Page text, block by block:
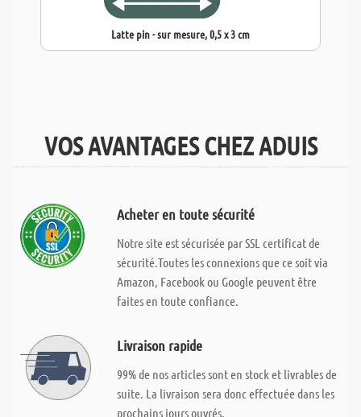
Latte pin - sur mesure, 0,5 x 3 cm
VOS AVANTAGES CHEZ ADUIS
Acheter en toute sécurité
Notre site est sécurisée par SSL certificat de
sécurité.Toutes les connexions que ce soit via
Amazon, Facebook ou Google peuvent être
faites en toute confiance.
Livraison rapide
99% de nos articles sont en stock et livrables de
suite. La livraison sera donc effectuée dans les
prochains jours ouvrés.